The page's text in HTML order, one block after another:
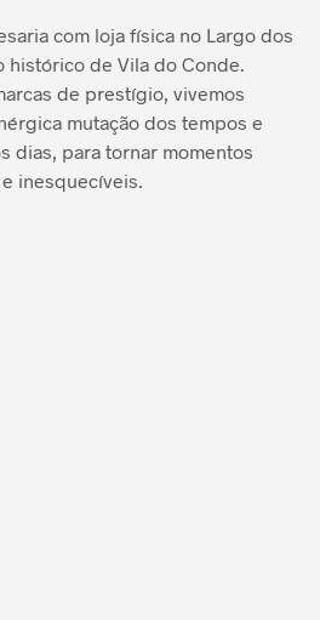
com loja física no Largo dos
histórico de Vila do Conde.
de prestígio, vivemos
mutação dos tempos e
dias, para tornar momentos
inesquecíveis.